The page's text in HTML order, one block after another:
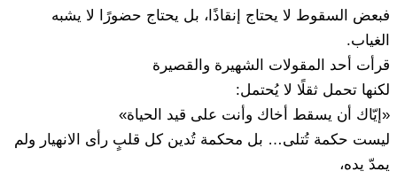
فبعض السقوط لا يحتاج إنقاذًا، بل يحتاج حضورًا لا يشبه
الغياب.
قرأت أحد المقولات الشهيرة والقصيرة
لكنها تحمل ثقلًا لا يُحتمل:
«إيّاك أن يسقط أخاك وأنت على قيد الحياة»
ليست حكمة تُتلى… بل محكمة تُدين كل قلبٍ رأى الانهيار ولم
يمدّ يده،